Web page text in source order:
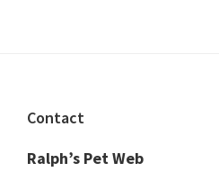
Footer
Contact
Ralph’s Pet Web